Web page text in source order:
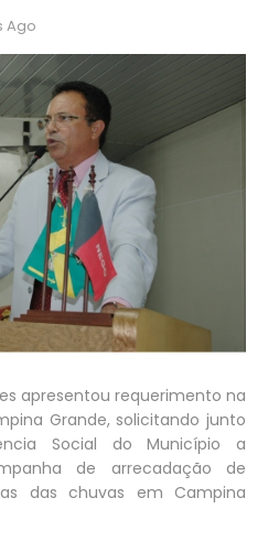
Ago
apresentou requerimento na
Grande, solicitando junto
Social do Município a
de arrecadação de
das chuvas em Campina